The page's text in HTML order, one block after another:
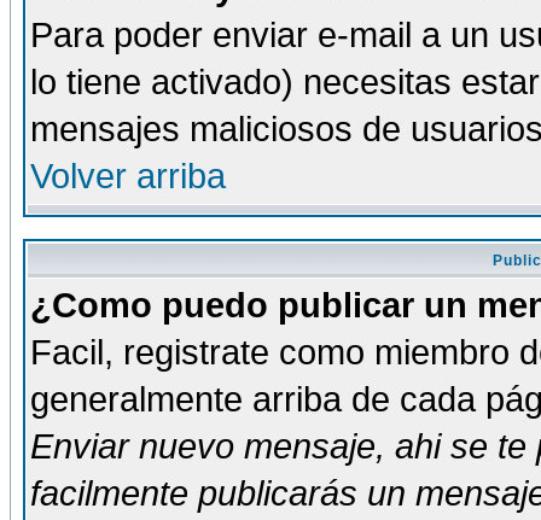
Para poder enviar e-mail a un
lo tiene activado) necesitas
mensajes maliciosos de
Volver arriba
¿Como puedo publicar un
Facil, registrate como miembro
generalmente arriba de cada
Enviar nuevo mensaje, ahi se te
facilmente publicarás un